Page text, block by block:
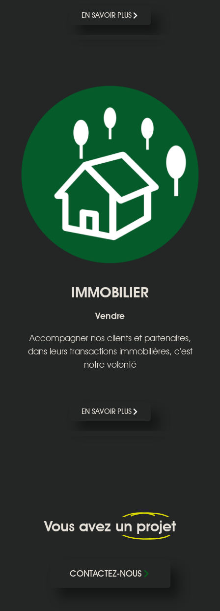
EN SAVOIR PLUS
IMMOBILIER
Vendre
Accompagner nos clients et partenaires,
dans leurs transactions immobilières, c’est
notre volonté
EN SAVOIR PLUS
Vous avez un projet
CONTACTEZ-NOUS